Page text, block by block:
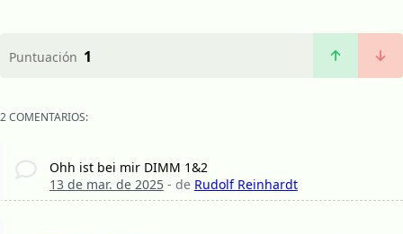
Puntuación 1
2 COMENTARIOS:
Ohh ist bei mir DIMM 1&2
13 de mar. de 2025- de Rudolf Reinhardt